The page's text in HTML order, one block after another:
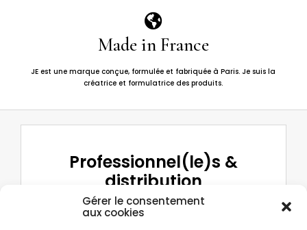
Gérer le consentement
aux cookies

Made in France
JE est une marque conçue, formulée et fabriquée à Paris. Je suis la
créatrice et formulatrice des produits.
Professionnel(le)s &
distribution
Vous souhaitez distribuer nos
produits ? Rejoignez-nous pour